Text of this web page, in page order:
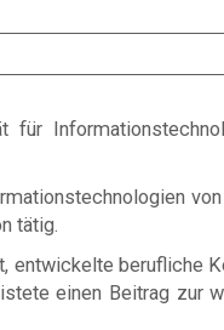
tätig.
berufliche
einen Beitrag zur